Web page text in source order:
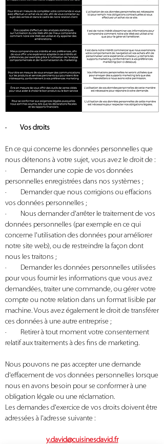
· Vos droits
En ce qui concerne les données personnelles que
nous détenons à votre sujet, vous avez le droit de :
· Demander une copie de vos données
personnelles enregistrées dans nos systèmes ;
· Demander que nous corrigions ou effacions
vos données personnelles ;
· Nous demander d'arrêter le traitement de vos
données personnelles (par exemple en ce qui
concerne l'utilisation des données pour améliorer
notre site web), ou de restreindre la façon dont
nous les traitons ;
· Demander les données personnelles utilisées
pour vous fournir les informations que vous avez
demandées, traiter une commande, ou gérer votre
compte ou notre relation dans un format lisible par
machine. Vous avez également le droit de transférer
ces données à une autre entreprise ;
· Retirer à tout moment votre consentement
relatif aux traitements à des fins de marketing.
Nous pouvons ne pas accepter une demande
d'effacement de vos données personnelles lorsque
nous en avons besoin pour se conformer à une
obligation légale ou une réclamation.
Les demandes d'exercice de vos droits doivent être
adressées à l'adresse suivante :
y.david@cuisinesdavid.fr